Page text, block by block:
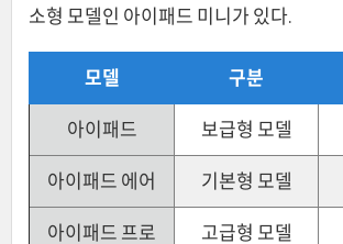
소형 모델인 아이패드 미니가 있다.
모델 구분
아이패드 보급형 모델
아이패드 에어 기본형 모델
아이패드 프로 고급형 모델